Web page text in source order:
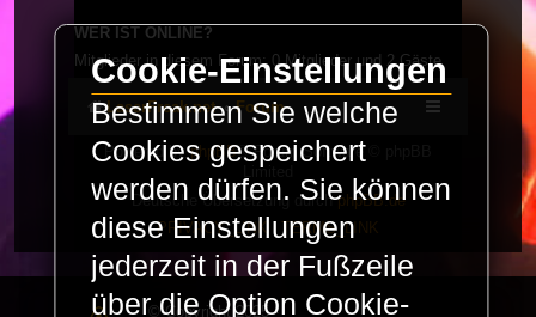
WER IST ONLINE?
Mitglieder in diesem Forum: 0 Mitglieder und 2 Gäste
LaserFreak.net Forum
Powered byphpBB® Forum Software © phpBB
Limited
Deutsche Übersetzung durchphpBB.de
PRIVACY_LINK
TERMS_LINK
© Copyright 2025 -
Cookie-Einstellungen
Bestimmen Sie welche
Cookies gespeichert
werden dürfen. Sie können
diese Einstellungen
jederzeit in der Fußzeile
über die Option Cookie-